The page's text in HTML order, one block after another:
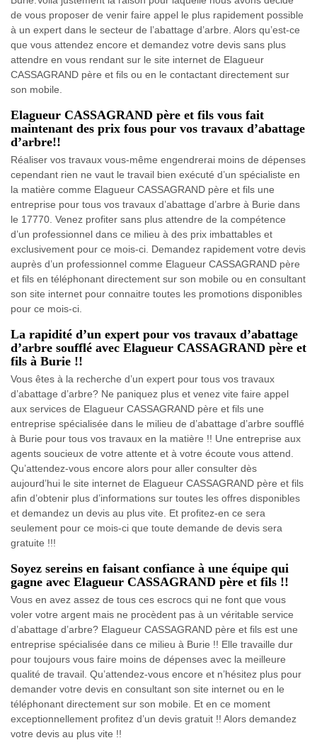
de vous proposer de venir faire appel le plus rapidement possible
à un expert dans le secteur de l’abattage d’arbre. Alors qu’est-ce
que vous attendez encore et demandez votre devis sans plus
attendre en vous rendant sur le site internet de Elagueur
CASSAGRAND père et fils ou en le contactant directement sur
son mobile.
Elagueur CASSAGRAND père et fils vous fait
maintenant des prix fous pour vos travaux d’abattage
d’arbre!!
Réaliser vos travaux vous-même engendrerai moins de dépenses
cependant rien ne vaut le travail bien exécuté d’un spécialiste en
la matière comme Elagueur CASSAGRAND père et fils une
entreprise pour tous vos travaux d’abattage d’arbre à Burie dans
le 17770. Venez profiter sans plus attendre de la compétence
d’un professionnel dans ce milieu à des prix imbattables et
exclusivement pour ce mois-ci. Demandez rapidement votre devis
auprès d’un professionnel comme Elagueur CASSAGRAND père
et fils en téléphonant directement sur son mobile ou en consultant
son site internet pour connaitre toutes les promotions disponibles
pour ce mois-ci.
La rapidité d’un expert pour vos travaux d’abattage
d’arbre soufflé avec Elagueur CASSAGRAND père et
fils à Burie !!
Vous êtes à la recherche d’un expert pour tous vos travaux
d’abattage d’arbre? Ne paniquez plus et venez vite faire appel
aux services de Elagueur CASSAGRAND père et fils une
entreprise spécialisée dans le milieu de d’abattage d’arbre soufflé
à Burie pour tous vos travaux en la matière !! Une entreprise aux
agents soucieux de votre attente et à votre écoute vous attend.
Qu’attendez-vous encore alors pour aller consulter dès
aujourd’hui le site internet de Elagueur CASSAGRAND père et fils
afin d’obtenir plus d’informations sur toutes les offres disponibles
et demandez un devis au plus vite. Et profitez-en ce sera
seulement pour ce mois-ci que toute demande de devis sera
gratuite !!!
Soyez sereins en faisant confiance à une équipe qui
gagne avec Elagueur CASSAGRAND père et fils !!
Vous en avez assez de tous ces escrocs qui ne font que vous
voler votre argent mais ne procèdent pas à un véritable service
d’abattage d’arbre? Elagueur CASSAGRAND père et fils est une
entreprise spécialisée dans ce milieu à Burie !! Elle travaille dur
pour toujours vous faire moins de dépenses avec la meilleure
qualité de travail. Qu’attendez-vous encore et n’hésitez plus pour
demander votre devis en consultant son site internet ou en le
téléphonant directement sur son mobile. Et en ce moment
exceptionnellement profitez d’un devis gratuit !! Alors demandez
votre devis au plus vite !!